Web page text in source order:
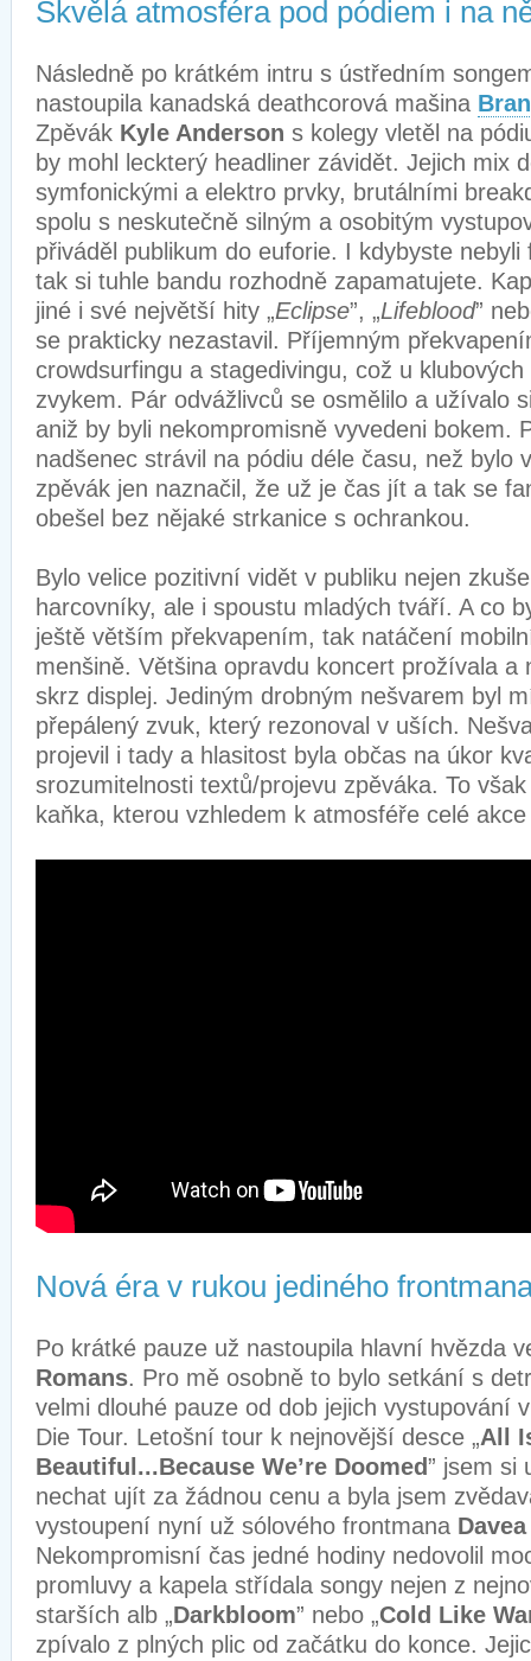
Skvělá atmosféra pod pódiem i na
Následně po krátkém intru s ústředním
nastoupila kanadská deathcorová mašina
Zpěvák Kyle Anderson s kolegy vletěl na
by mohl leckterý headliner závidět. Jejich mix
symfonickými a elektro prvky, brutálními
spolu s neskutečně silným a osobitým
přiváděl publikum do euforie. I kdybyste
tak si tuhle bandu rozhodně zapamatujete.
jiné i své největší hity „Eclipse”, „Lifeblood”
se prakticky nezastavil. Příjemným
crowdsurfingu a stagedivingu, což u
zvykem. Pár odvážlivců se osmělilo a užívalo
aniž by byli nekompromisně vyvedeni bokem.
nadšenec strávil na pódiu déle času, než bylo
zpěvák jen naznačil, že už je čas jít a tak se
obešel bez nějaké strkanice s ochrankou.
Bylo velice pozitivní vidět v publiku nejen
harcovníky, ale i spoustu mladých tváří. A co
ještě větším překvapením, tak natáčení
menšině. Většina opravdu koncert prožívala a
skrz displej. Jediným drobným nešvarem byl
přepálený zvuk, který rezonoval v uších.
projevil i tady a hlasitost byla občas na úkor
srozumitelnosti textů/projevu zpěváka. To
kaňka, kterou vzhledem k atmosféře celé
Nová éra v rukou jediného
Po krátké pauze už nastoupila hlavní hvězda
Romans. Pro mě osobně to bylo setkání s
velmi dlouhé pauze od dob jejich vystupování
Die Tour. Letošní tour k nejnovější desce „All
Beautiful...Because We’re Doomed” jsem si
nechat ujít za žádnou cenu a byla jsem
vystoupení nyní už sólového frontmana
Nekompromisní čas jedné hodiny nedovolil
promluvy a kapela střídala songy nejen z
starších alb „Darkbloom” nebo „Cold Like
zpívalo z plných plic od začátku do konce.